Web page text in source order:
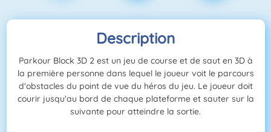
Description
Parkour Block 3D 2 est un jeu de course et de saut en 3D à
la première personne dans lequel le joueur voit le parcours
d'obstacles du point de vue du héros du jeu. Le joueur doit
courir jusqu'au bord de chaque plateforme et sauter sur la
suivante pour atteindre la sortie.